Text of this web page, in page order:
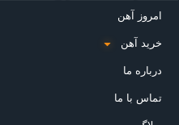
امروز آهن
خرید آهن
درباره ما
تماس با ما